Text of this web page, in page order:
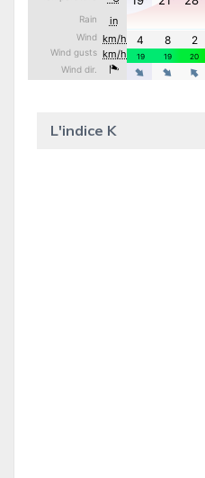
L'indice K